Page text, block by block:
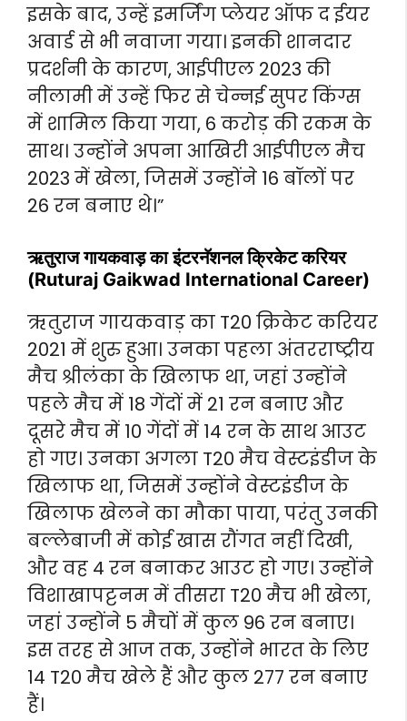
इसके बाद, उन्हें इमर्जिंग प्लेयर ऑफ द ईयर
अवार्ड से भी नवाजा गया। इनकी शानदार
प्रदर्शनी के कारण, आईपीएल 2023 की
नीलामी में उन्हें फिर से चेन्नई सुपर किंग्स
में शामिल किया गया, 6 करोड़ की रकम के
साथ। उन्होंने अपना आखिरी आईपीएल मैच
2023 में खेला, जिसमें उन्होंने 16 बॉलों पर
26 रन बनाए थे।”
ऋतुराज गायकवाड़ का इंटरनॅशनल क्रिकेट करियर
(Ruturaj Gaikwad International Career)
ऋतुराज गायकवाड़ का T20 क्रिकेट करियर
2021 में शुरु हुआ। उनका पहला अंतरराष्ट्रीय
मैच श्रीलंका के खिलाफ था, जहां उन्होंने
पहले मैच में 18 गेंदों में 21 रन बनाए और
दूसरे मैच में 10 गेंदों में 14 रन के साथ आउट
हो गए। उनका अगला T20 मैच वेस्टइंडीज के
खिलाफ था, जिसमें उन्होंने वेस्टइंडीज के
खिलाफ खेलने का मौका पाया, परंतु उनकी
बल्लेबाजी में कोई खास रौंगत नहीं दिखी,
और वह 4 रन बनाकर आउट हो गए। उन्होंने
विशाखापट्टनम में तीसरा T20 मैच भी खेला,
जहां उन्होंने 5 मैचों में कुल 96 रन बनाए।
इस तरह से आज तक, उन्होंने भारत के लिए
14 T20 मैच खेले हैं और कुल 277 रन बनाए
हैं।